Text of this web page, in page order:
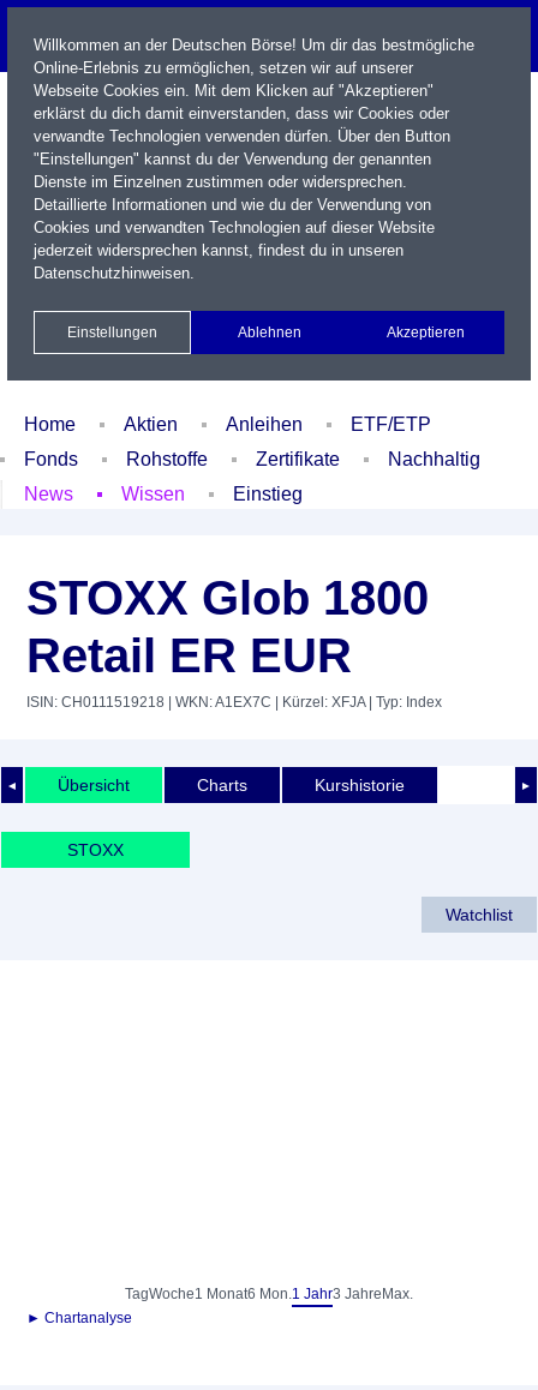
Name / WKN / ISIN / Kürzel
Xetra Realtime
Watchlist Portfolio Login
Home Aktien Anleihen
ETF/ETP
Fonds
Rohstoffe Zertifikate
Nachhaltig
News
Wissen Einstieg
STOXX Glob 1800
Retail ER EUR
ISIN: CH0111519218 | WKN: A1EX7C | Kürzel: XFJA| Typ: Index
◄ ►
Übersicht Charts Kurshistorie
STOXX
Watchlist
TagWoche1 Monat6 Mon.1 Jahr3 Jahre Max.
► Chartanalyse
Willkommen an der Deutschen Börse! Um dir das bestmögliche
Online-Erlebnis zu ermöglichen, setzen wir auf unserer
Webseite Cookies ein. Mit dem Klicken auf "Akzeptieren"
erklärst du dich damit einverstanden, dass wir Cookies oder
verwandte Technologien verwenden dürfen. Über den Button
"Einstellungen" kannst du der Verwendung der genannten
Dienste im Einzelnen zustimmen oder widersprechen.
Detaillierte Informationen und wie du der Verwendung von
Cookies und verwandten Technologien auf dieser Website
jederzeit widersprechen kannst, findest du in unseren
Datenschutzhinweisen.
Einstellungen Ablehnen Akzeptieren